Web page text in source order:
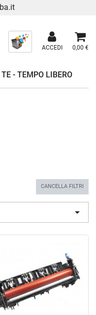
ACCEDI 0,00 €
TE - TEMPO LIBERO
CANCELLA FILTRI
